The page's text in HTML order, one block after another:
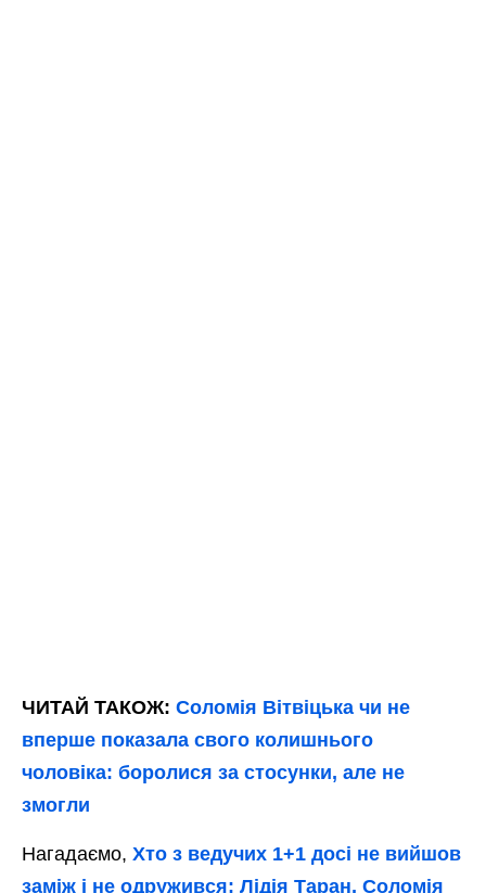
ЧИТАЙ ТАКОЖ: Соломія Вітвіцька чи не
вперше показала свого колишнього
чоловіка: боролися за стосунки, але не
змогли
Нагадаємо, Хто з ведучих 1+1 досі не вийшов
заміж і не одружився: Лідія Таран, Соломія